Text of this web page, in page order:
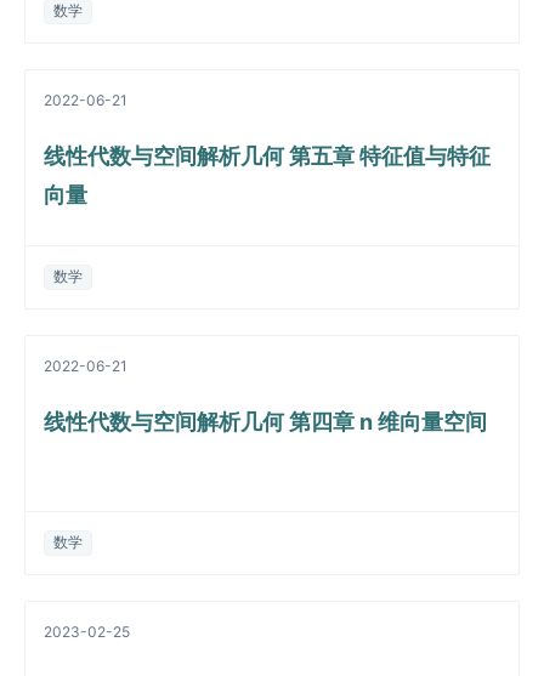
数学
2022-06-21
线性代数与空间解析几何 第五章 特征值与特征
向量
数学
2022-06-21
线性代数与空间解析几何 第四章 n 维向量空间
数学
2023-02-25